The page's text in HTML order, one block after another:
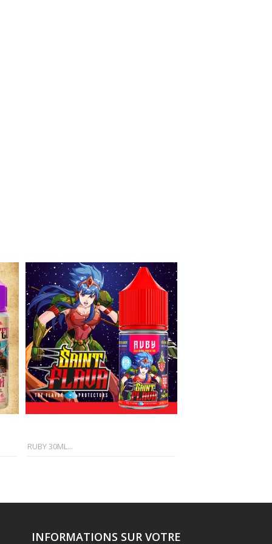
RUBY 30ML...
INFORMATIONS SUR VOTRE